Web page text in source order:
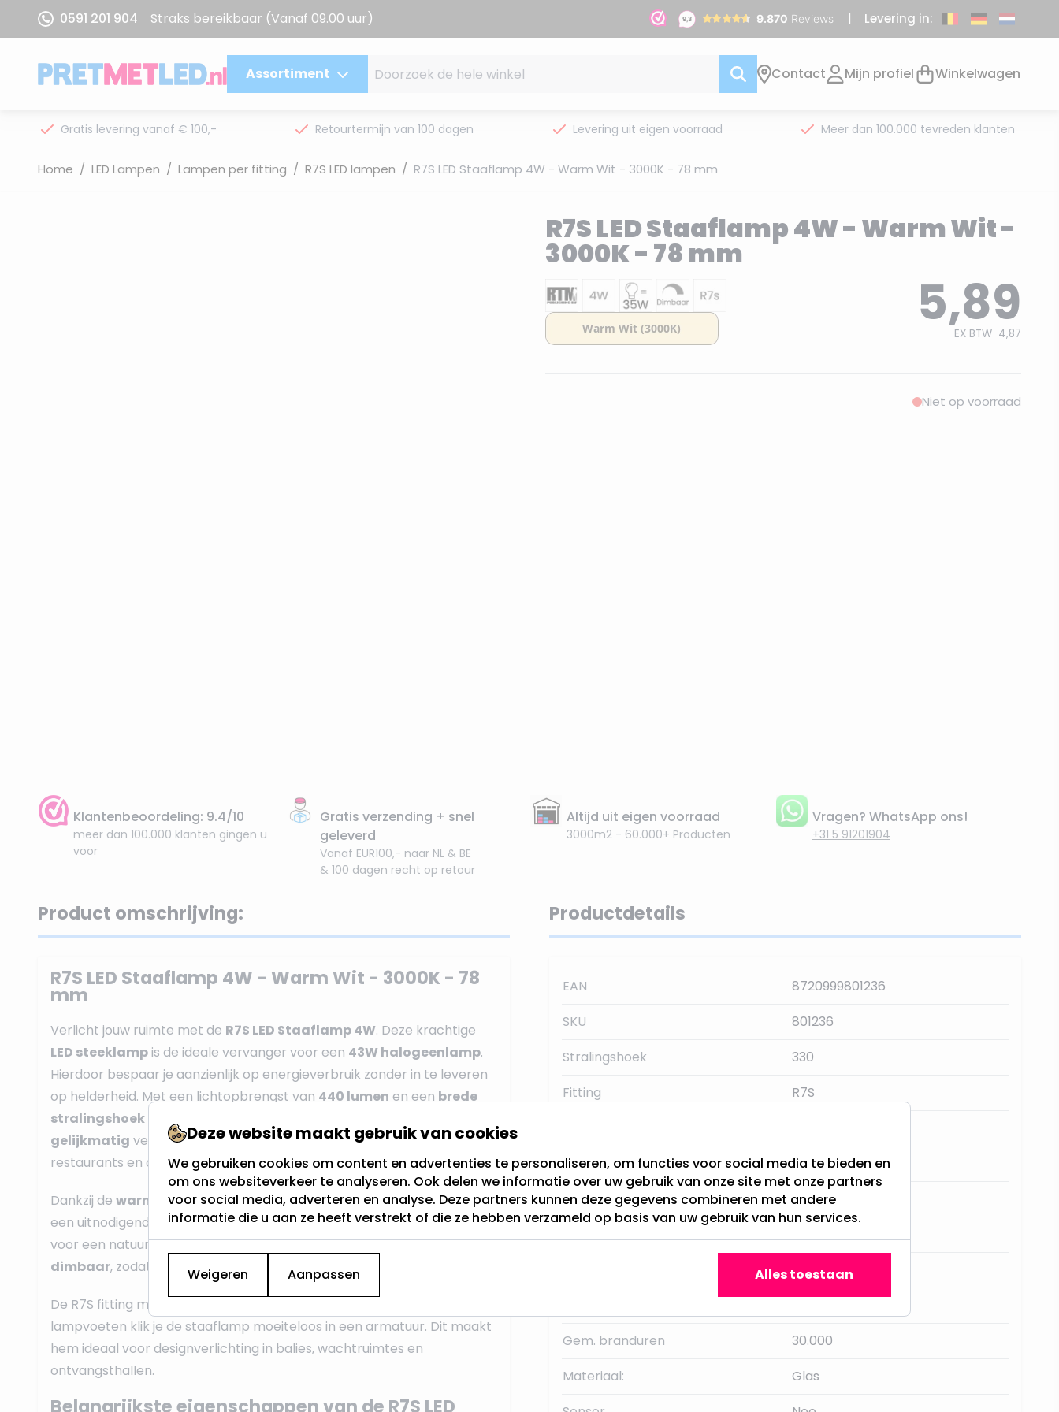
Ga naar de inhoud
0591 201 904 Straks bereikbaar (Vanaf 09.00 uur) Levering in:
Assortiment Contact Mijn profiel Winkelwagen
Gratis levering vanaf € 100,- Retourtermijn van 100 dagen Levering uit eigen voorraad Meer dan 100.000 tevreden klanten
Home / LED Lampen / Lampen per fitting / R7S LED lampen / R7S LED Staaflamp 4W - Warm Wit - 3000K - 78 mm
R7S LED Staaflamp 4W - Warm Wit -
3000K - 78 mm
5,89
EX BTW 4,87
Niet op voorraad
Klantenbeoordeling: 9.4/10
meer dan 100.000 klanten gingen u
voor
Gratis verzending + snel
geleverd
Vanaf EUR100,- naar NL & BE
& 100 dagen recht op retour
Altijd uit eigen voorraad
3000m2 - 60.000+ Producten
Vragen? WhatsApp ons!
+31 5 91201904
Product omschrijving:
R7S LED Staaflamp 4W - Warm Wit - 3000K - 78
mm
Verlicht jouw ruimte met de R7S LED Staaflamp 4W. Deze krachtige
LED steeklampis de ideale vervanger voor een 43W halogeenlamp.
Hierdoor bespaar je aanzienlijk op energieverbruik zonder in te leveren
op helderheid. Met een lichtopbrengst van 440 lumen en een brede
stralingshoek
gelijkmatig verlichten van grote ruimtes zoals bijvoorbeeld
restaurants en ontvangstruimtes.
Dankzij de warm witte lichtkleur (3000K)creëert deze LED staaflamp
een uitnodigende en gezellige sfeer. De hoge CRI-waarde van 80, zorgt
voor een natuurgetrouwe kleurweergave. Ook is deze R7S staaflamp
dimbaar, zodat je de lichtintensiteit naar wens kunt aanpassen.
De R7S fitting maakt
lampvoeten klik je de staaflamp moeiteloos in een armatuur. Dit maakt
hem ideaal voor designverlichting in balies, wachtruimtes en
ontvangsthallen.
Belangrijkste eigenschappen van de R7S LED
Productdetails
EAN
8720999801236
SKU
801236
Stralingshoek
330
Fitting
R7S
Dimbaar
Ja, met dimmer
Merk
RTM Lighting
3 jaar
Gem. branduren
30.000
Materiaal:
Glas
Deze website maakt gebruik van cookies
We gebruiken cookies om content en advertenties te personaliseren, om functies voor social media te bieden en
om ons websiteverkeer te analyseren. Ook delen we informatie over uw gebruik van onze site met onze partners
voor social media, adverteren en analyse. Deze partners kunnen deze gegevens combineren met andere
informatie die u aan ze heeft verstrekt of die ze hebben verzameld op basis van uw gebruik van hun services.
Weigeren Aanpassen Alles toestaan